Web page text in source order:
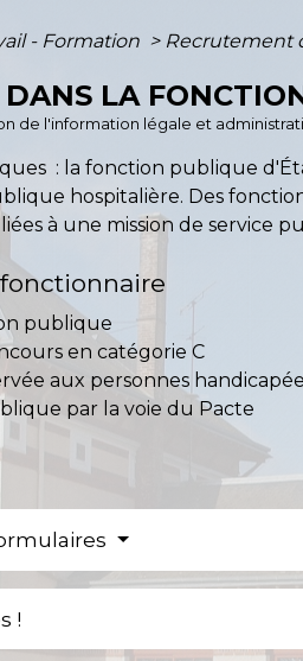
- Formation > Recrutement
LA
de l'information légale et
: la fonction publique
hospitalière. Des
à une mission de service
publique
en catégorie C
aux personnes
par la voie du Pacte
!